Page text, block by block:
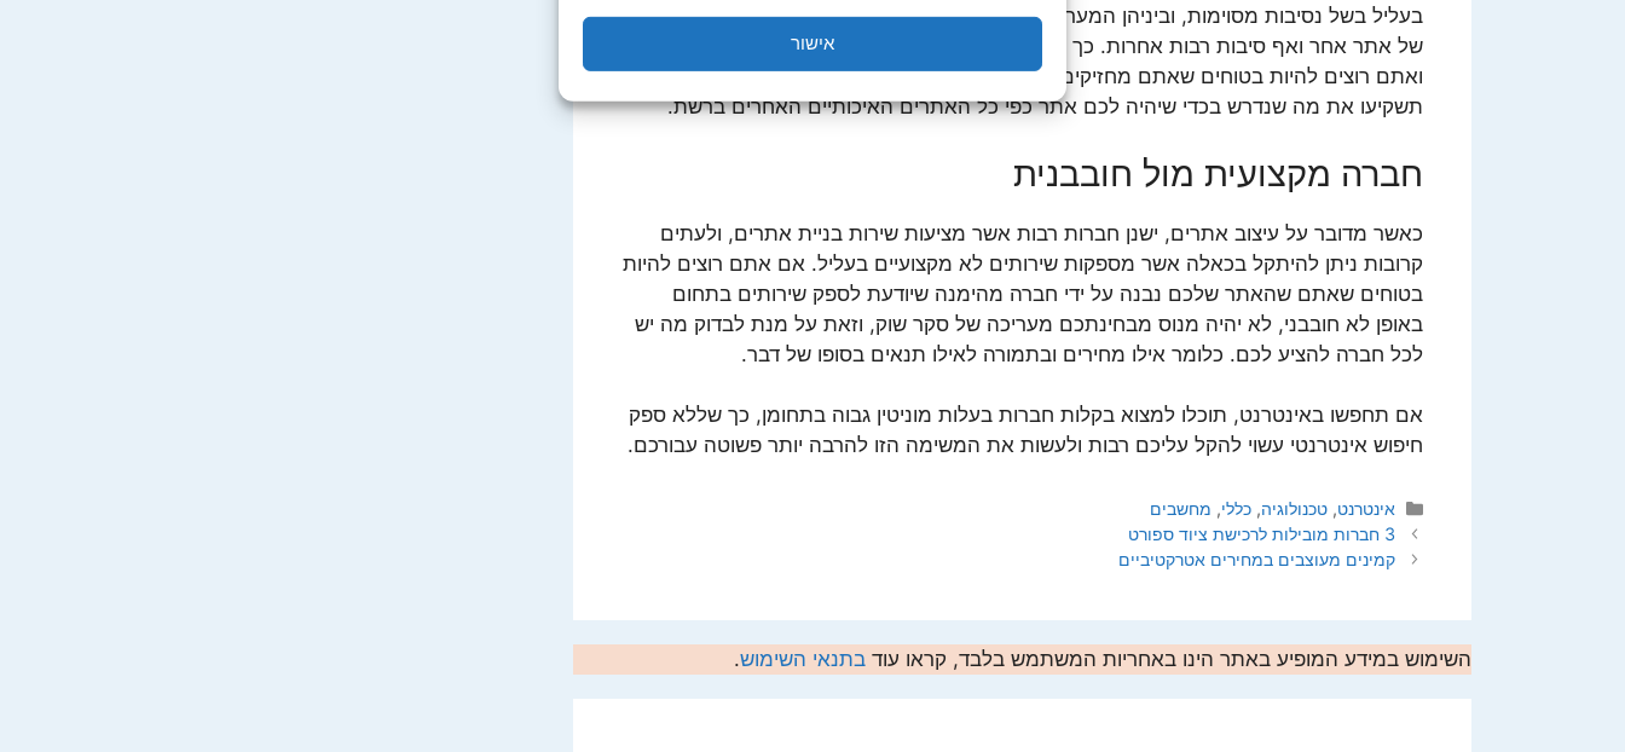
אישור
בעליל בשל נסיבות מסוימות, וביניהן המערכת עליו הוא בנוי, העובדה שהוא נמצא בסאב דומיין
של אתר אחר ואף סיבות רבות אחרות. כך שאם מקצועיות האתר שלכם זה דבר שחשוב לכם
ואתם רוצים להיות בטוחים שאתם מחזיקים באתר אמין מהבחינה הזו, אל תחששו ופשוט
תשקיעו את מה שנדרש בכדי שיהיה לכם אתר כפי כל האתרים האיכותיים האחרים ברשת.
חברה מקצועית מול חובבנית
כאשר מדובר על עיצוב אתרים, ישנן חברות רבות אשר מציעות שירות בניית אתרים, ולעתים
קרובות ניתן להיתקל בכאלה אשר מספקות שירותים לא מקצועיים בעליל. אם אתם רוצים להיות
בטוחים שאתם שהאתר שלכם נבנה על ידי חברה מהימנה שיודעת לספק שירותים בתחום
באופן לא חובבני, לא יהיה מנוס מבחינתכם מעריכה של סקר שוק, וזאת על מנת לבדוק מה יש
לכל חברה להציע לכם. כלומר אילו מחירים ובתמורה לאילו תנאים בסופו של דבר.
אם תחפשו באינטרנט, תוכלו למצוא בקלות חברות בעלות מוניטין גבוה בתחומן, כך שללא ספק
חיפוש אינטרנטי עשוי להקל עליכם רבות ולעשות את המשימה הזו להרבה יותר פשוטה עבורכם.
קטגוריות
אינטרנט,טכנולוגיה,כללי, מחשבים
3 חברות מובילות לרכישת ציוד ספורט
קמינים מעוצבים במחירים אטרקטיביים
השימוש במידע המופיע באתר הינו באחריות המשתמש בלבד, קראו עוד בתנאי השימוש.